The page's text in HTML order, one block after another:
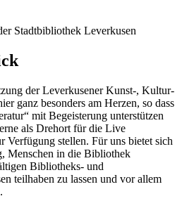
Stadtbibliothek Leverkusen
der Leverkusener Kunst-, Kultur-
ganz besonders am Herzen, so dass
mit Begeisterung unterstützen
als Drehort für die Live
Verfügung stellen. Für uns bietet sich
Menschen in die Bibliothek
Bibliotheks- und
teilhaben zu lassen und vor allem